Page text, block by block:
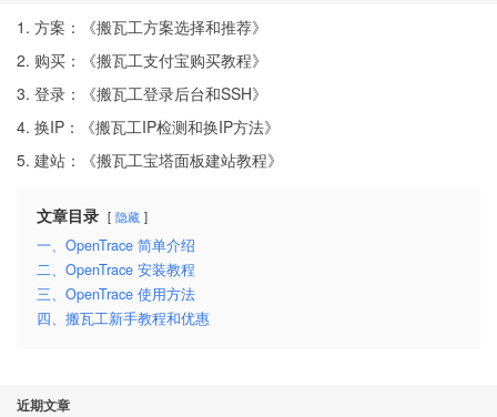
1. 方案：《搬瓦工方案选择和推荐》
2. 购买：《搬瓦工支付宝购买教程》
3. 登录：《搬瓦工登录后台和SSH》
4. 换IP：《搬瓦工IP检测和换IP方法》
5. 建站：《搬瓦工宝塔面板建站教程》
文章目录 隐藏
一、OpenTrace 简单介绍
二、OpenTrace 安装教程
三、OpenTrace 使用方法
四、搬瓦工新手教程和优惠
近期文章